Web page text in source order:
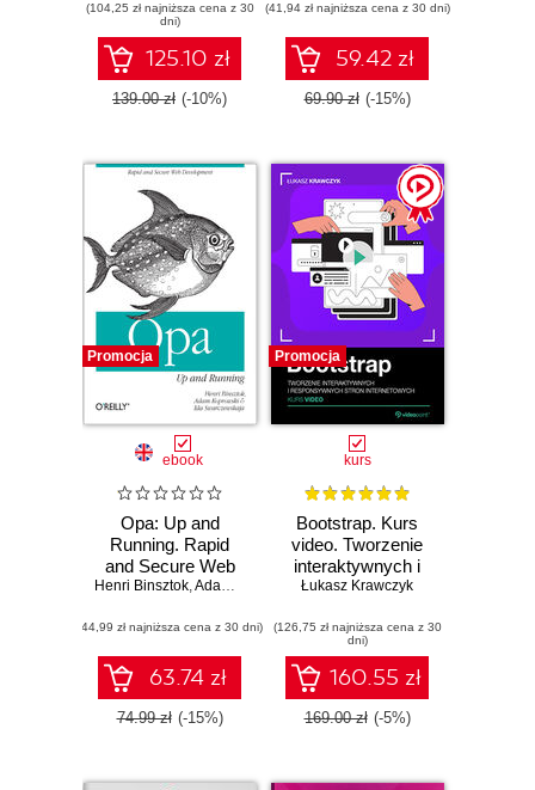
their full potential.
This book will
change that
through a series of
hands-on projects
custom icon fonts
to JavaScript
plugins
(104,25 zł najniższa cena z 30
dni)
125.10 zł
139.00 zł (-10%)
(41,94 zł najniższa cena z 30 dni)
59.42 zł
69.90 zł (-15%)
Promocja
ebook
Opa: Up and
Running. Rapid
and Secure Web
Development
Henri Binsztok,Adam Koprowski ,Ida Swarczewskaja
(44,99 zł najniższa cena z 30 dni)
63.74 zł
74.99 zł (-15%)
Promocja
kurs
Bootstrap. Kurs
video. Tworzenie
interaktywnych i
responsywnych
internetowych
Łukasz Krawczyk
(126,75 zł najniższa cena z 30
dni)
160.55 zł
169.00 zł (-5%)